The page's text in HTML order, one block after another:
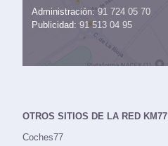
Administración:91 724 05 70
Publicidad: 91 513 04 95
OTROS SITIOS DE LA RED KM77
Coches77